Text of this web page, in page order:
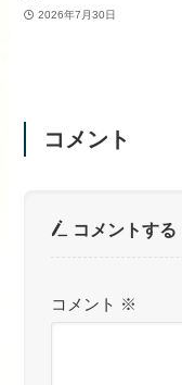
2026年7月30日
コメント
コメントする
コメント ※